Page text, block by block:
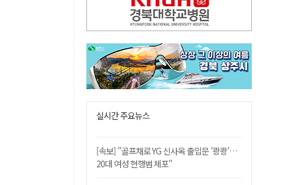
실시간 주요뉴스
[속보] "골프채로 YG 신사옥 출입문 '쾅쾅'…
20대 여성 현행범 체포"